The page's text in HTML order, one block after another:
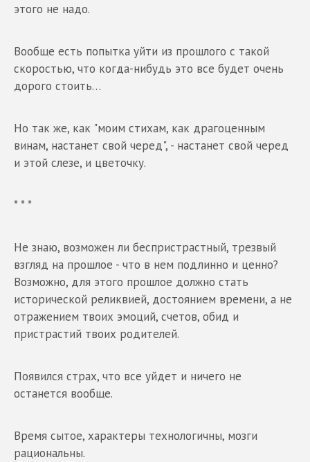
этого не надо.
Вообще есть попытка уйти из прошлого с такой
скоростью, что когда-нибудь это все будет очень
дорого стоить…
Но так же, как "моим стихам, как драгоценным
винам, настанет свой черед", - настанет свой черед
и этой слезе, и цветочку.
* * *
Не знаю, возможен ли беспристрастный, трезвый
взгляд на прошлое - что в нем подлинно и ценно?
Возможно, для этого прошлое должно стать
исторической реликвией, достоянием времени, а не
отражением твоих эмоций, счетов, обид и
пристрастий твоих родителей.
Появился страх, что все уйдет и ничего не
останется вообще.
Время сытое, характеры технологичны, мозги
рациональны.